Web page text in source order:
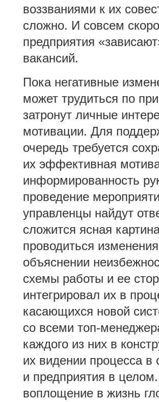
воззваниями к их
сложно. И совсем
предприятия
вакансий.
Пока негативные
может трудиться по
затронут личные
мотивации. Для
очередь требуется
их эффективная
информированность
проведение
управленцы найдут
сложится ясная
проводиться
объяснении
схемы работы и ее
интегрировал их в
касающихся новой
со всеми топ-
каждого из них в
их видении процесса в
и предприятия в
воплощение в жизнь